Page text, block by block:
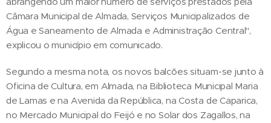
Câmara Municipal de Almada, Serviços Municipalizados de
Água e Saneamento de Almada e Adminis­tração Central",
explicou o município em comunicado.
Segundo a mesma nota, os novos balcões situam-se junto à
Oficina de Cultura, em Almada, na Biblioteca Municipal Maria
de Lamas e na Avenida da República, na Costa de Caparica,
no Mercado Municipal do Feijó e no Solar dos Zagallos, na